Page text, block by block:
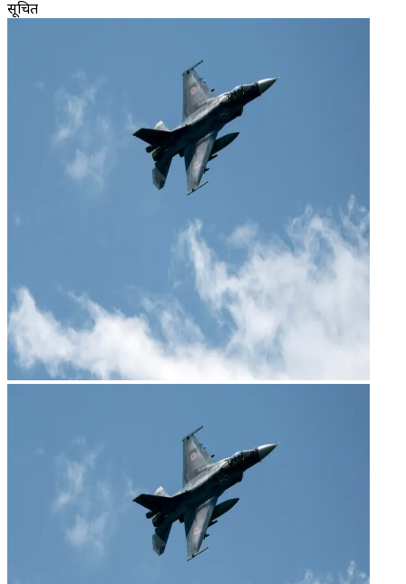
सूचित